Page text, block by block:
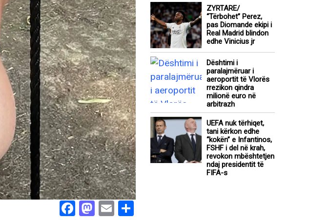
Facebook
Mastodon
Email
ZYRTARE/
“Tërbohet” Perez,
pas Diomande ekipi i
Real Madrid blindon
edhe Vinicius jr
Dështimi i
paralajmëruar i
aeroportit të Vlorës
rrezikon qindra
milionë euro në
arbitrazh
UEFA nuk tërhiqet,
tani kërkon edhe
“kokën” e Infantinos,
FSHF i del në krah,
revokon mbështetjen
ndaj presidentit të
FIFA-s